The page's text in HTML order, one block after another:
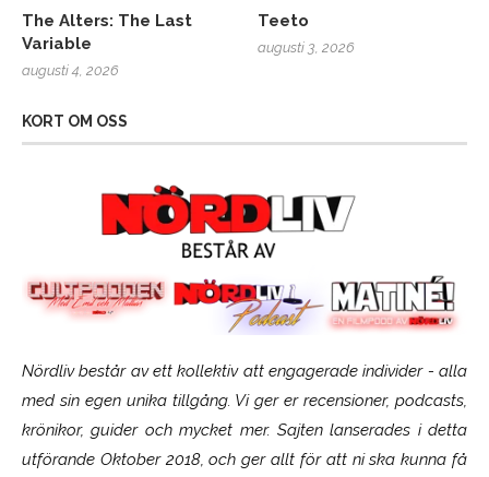
The Alters: The Last
Variable
augusti 4, 2026
Teeto
augusti 3, 2026
KORT OM OSS
Nördliv består av ett kollektiv att engagerade individer - alla
med sin egen unika tillgång. Vi ger er recensioner, podcasts,
krönikor, guider och mycket mer. Sajten lanserades i detta
utförande Oktober 2018, och ger allt för att ni ska kunna få